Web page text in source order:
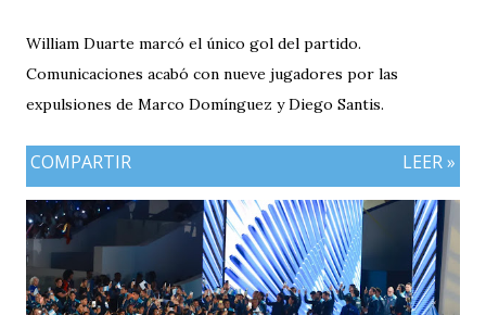
William Duarte marcó el único gol del partido.
Comunicaciones acabó con nueve jugadores por las
expulsiones de Marco Domínguez y Diego Santis.
COMPARTIR LEER »